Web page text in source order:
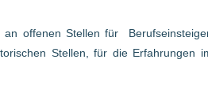
offenen Stellen für
Stellen, für die Erfahrungen